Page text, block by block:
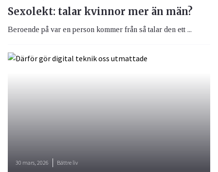
Sexolekt: talar kvinnor mer än män?
Beroende på var en person kommer från så talar den ett ...
30 mars, 2026 Bättre liv